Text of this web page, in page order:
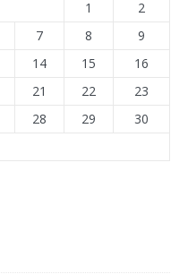
1
2
7 8
9
14 15
16
21 22
23
28 29
30